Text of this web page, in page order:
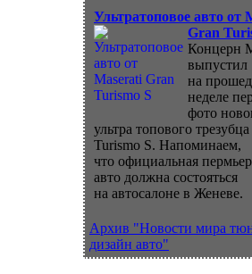
Ультратоповое авто от
Gran
Концерн
выпустил
на
неделе
фото
ультра топового
Turismo S. Напоминаем,
что официальная
авто должна состояться
на автосалоне в Женеве.
Архив "Новости мира
дизайн авто"